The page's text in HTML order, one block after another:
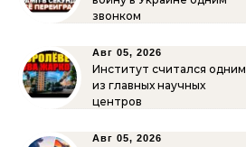
звонком
Авг 05, 2026
Институт считался одним
из главных научных
центров
Авг 05, 2026